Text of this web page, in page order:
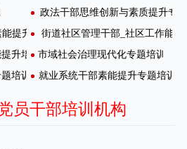
提升培训班
升培训班
培训班
政法干部思维创新与素质提升专
街道社区管理干部_社区工作能
市域社会治理现代化专题培训班
就业系统干部素能提升专题培训班